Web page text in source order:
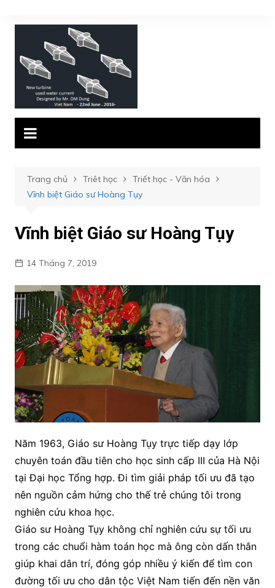
đến
Trang chủ Triêt học
Triết học - Văn hóa
Vĩnh biệt Giáo sư Hoàng Tụy
Vĩnh biệt Giáo sư Hoàng Tụy
14 Tháng 7, 2019
Năm 1963, Giáo sư Hoàng Tụy trực tiếp dạy lớp
chuyên toán đầu tiên cho học sinh cấp III của Hà Nội
tại Đại học Tổng hợp. Đi tìm giải pháp tối ưu đã tạo
nên nguồn cảm hứng cho thế trẻ chúng tôi trong
nghiên cứu khoa học.
Giáo sư Hoàng Tụy không chỉ nghiên cứu sự tối ưu
trong các chuổi hàm toán học mà ông còn dấn thân
giúp khai dân trí, đóng góp nhiều ý kiến để tìm con
đường tối ưu cho dân tộc Việt Nam tiến đến nền văn